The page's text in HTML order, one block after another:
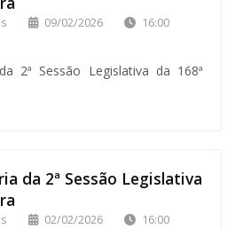
09/02/2026
16:00
2ª Sessão Legislativa da 168ª
da 2ª Sessão Legislativa
02/02/2026
16:00